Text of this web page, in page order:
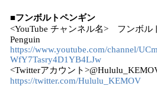
■フンボルトペンギン
<YouTube チャンネル名> フンボル
Penguin
https://www.youtube.com/channel/
WfY7Tasry4D1YB4LJw
<Twitterアカウント
https://twitter.com/Hululu_KEMOV